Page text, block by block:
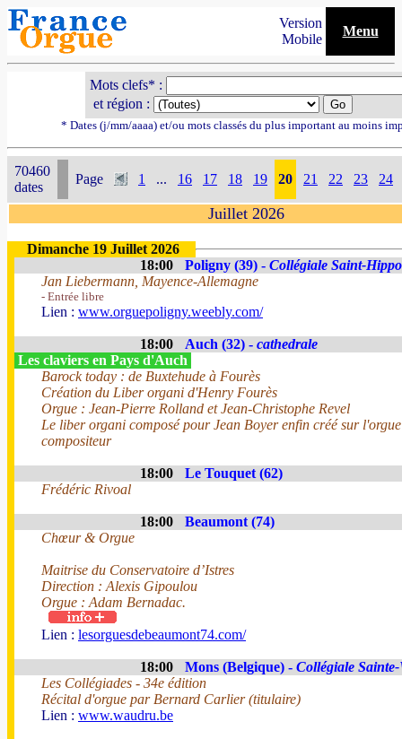
Version
Mobile
Menu
Mots clefs* :
et région :
* Dates (j/mm/aaaa) et/ou mots classés du plus important au moins
70460
dates
Page 1 ... 16 17 18 19 20 21 22 23 24
Juillet 2026
Dimanche 19 Juillet 2026
18:00
Poligny (39) - Collégiale Saint-
Jan Liebermann, Mayence-Allemagne
- Entrée libre
Lien : www.orguepoligny.weebly.com/
18:00 Auch (32) - cathedrale
Les claviers en Pays d'Auch
Barock today : de Buxtehude à Fourès
Création du Liber organi d'Henry Fourès
Orgue : Jean-Pierre Rolland et Jean-Christophe Revel
Le liber organi composé pour Jean Boyer enfin créé sur
compositeur
18:00
Le Touquet (62)
Frédéric Rivoal
18:00
Beaumont (74)
Chœur & Orgue
Maitrise du Conservatoire d’Istres
Direction : Alexis Gipoulou
Orgue : Adam Bernadac.
Lien : lesorguesdebeaumont74.com/
18:00 Mons (Belgique) - Collégiale
Les Collégiades - 34e édition
Récital d'orgue par Bernard Carlier (titulaire)
Lien : www.waudru.be